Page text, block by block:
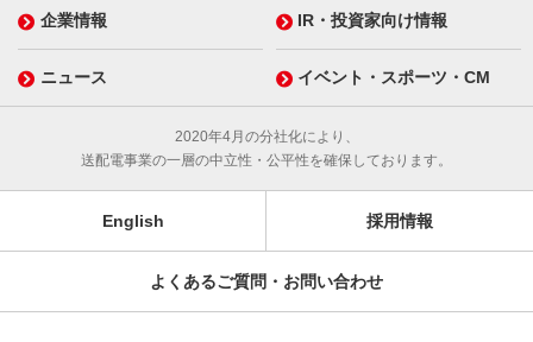
企業情報 IR・投資家向け情報
ニュース イベント・スポーツ・CM
2020年4月の分社化により、
送配電事業の一層の中立性・公平性を確保しております。
English 採用情報
よくあるご質問・お問い合わせ